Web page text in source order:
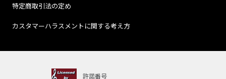
特定商取引法の定め
カスタマーハラスメントに関する考え方
許諾番号